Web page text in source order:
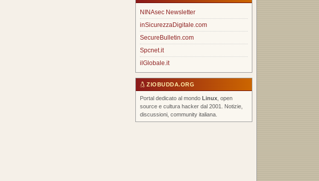
NINAsec Newsletter
inSicurezzaDigitale.com
SecureBulletin.com
Spcnet.it
ilGlobale.it
ZIOBUDDA.ORG
Portal dedicato al mondo Linux , open
source e cultura hacker dal 2001. Notizie,
discussioni, community italiana.